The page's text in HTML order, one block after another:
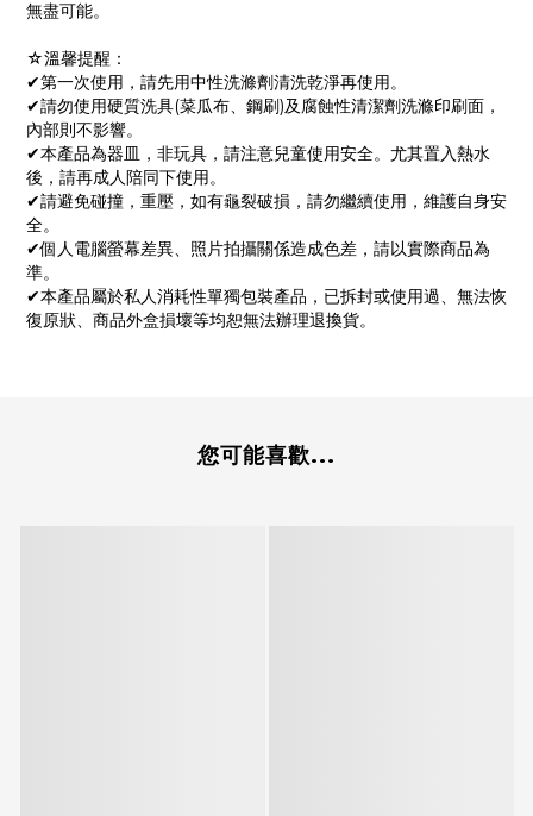
無盡可能。
☆溫馨提醒：
✔第一次使用，請先用中性洗滌劑清洗乾淨再使用。
✔請勿使用硬質洗具(菜瓜布、鋼刷)及腐蝕性清潔劑洗滌印刷面，
內部則不影響。
✔本產品為器皿，非玩具，請注意兒童使用安全。尤其置入熱水
後，請再成人陪同下使用。
✔請避免碰撞，重壓，如有龜裂破損，請勿繼續使用，維護自身安
全。
✔個人電腦螢幕差異、照片拍攝關係造成色差，請以實際商品為
準。
✔本產品屬於私人消耗性單獨包裝產品，已拆封或使用過、無法恢
復原狀、商品外盒損壞等均恕無法辦理退換貨。
您可能喜歡...